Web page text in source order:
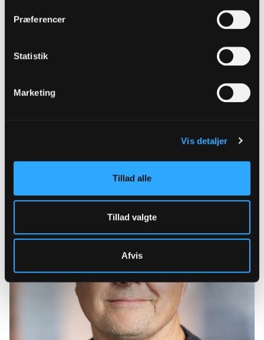
Præferencer
Statistik
Marketing
Vis detaljer
Tillad alle
Tillad valgte
Afvis